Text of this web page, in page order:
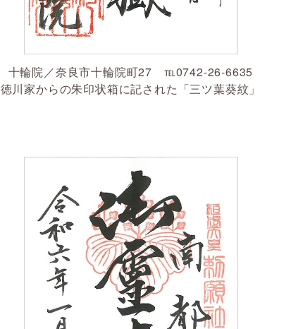
十輪院／奈良市十輪院町27 ℡0742-26-6635
徳川家からの朱印状箱に記された「三ツ葉葵紋」